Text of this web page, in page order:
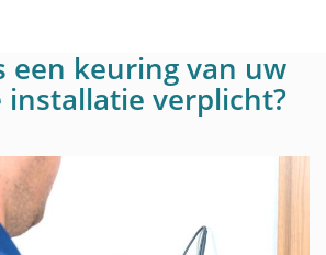
een keuring van uw
installatie verplicht?